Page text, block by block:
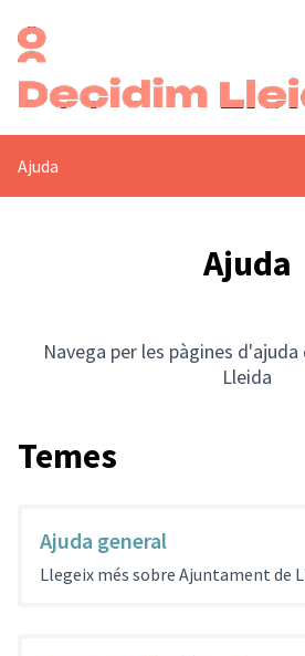
Ajuda
Ajuda
Navega per les pàgines
Lleida
Temes
Ajuda general
Llegeix més sobre Ajuntament de